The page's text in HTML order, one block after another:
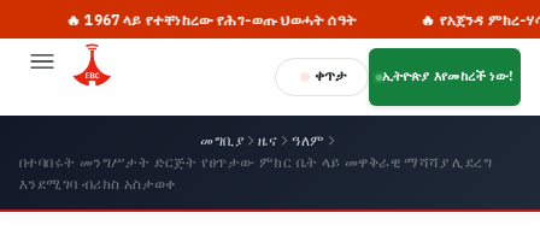
🔥 1967 ላይ የተቸነከረው የሕገ-ወጡ ህወሓት ሰዓት 🔥 የአጀንዳ ምክረ-ሃሳቦች
ቀጥታ ኢትዮጵያ እየመከረች ነው!
መግቢያ ዜና
ዓለም
በተባበሩት መንግሥታት ድርጅት የፀጥታው ምክር ቤት ላይ መዋቅራዊ ማሻሻያ ሊደረግ
እንደሚገባ ብሪክስ አስታወቀ